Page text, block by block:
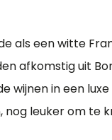
als een witte
afkomstig uit
wijnen in een
nog leuker om te